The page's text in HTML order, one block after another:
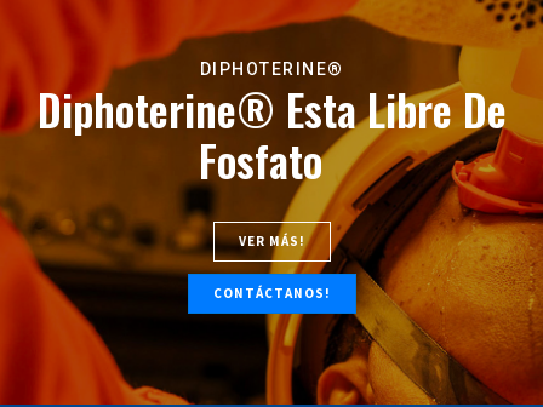
DIPHOTERINE®
Diphoterine® Esta Libre De
Fosfato
VER MÁS!
CONTÁCTANOS!